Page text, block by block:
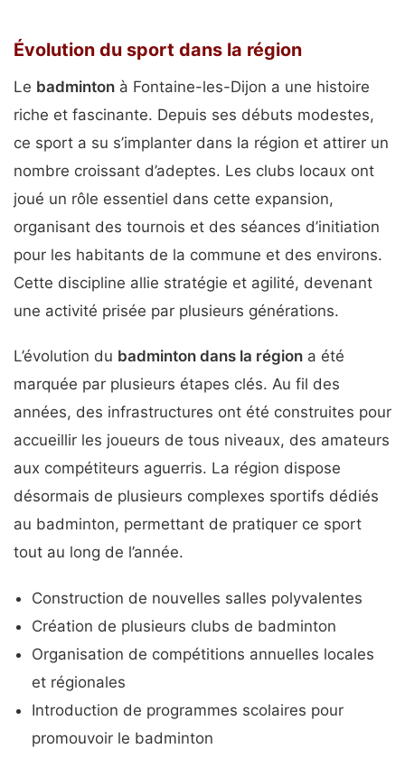
Évolution du sport dans la région
Le badminton à Fontaine-les-Dijon a une histoire
riche et fascinante. Depuis ses débuts modestes,
ce sport a su s’implanter dans la région et attirer un
nombre croissant d’adeptes. Les clubs locaux ont
joué un rôle essentiel dans cette expansion,
organisant des tournois et des séances d’initiation
pour les habitants de la commune et des environs.
Cette discipline allie stratégie et agilité, devenant
une activité prisée par plusieurs générations.
L’évolution du badminton dans la région a été
marquée par plusieurs étapes clés. Au fil des
années, des infrastructures ont été construites pour
accueillir les joueurs de tous niveaux, des amateurs
aux compétiteurs aguerris. La région dispose
désormais de plusieurs complexes sportifs dédiés
au badminton, permettant de pratiquer ce sport
tout au long de l’année.
Construction de nouvelles salles polyvalentes
Création de plusieurs clubs de badminton
Organisation de compétitions annuelles locales
et régionales
Introduction de programmes scolaires pour
promouvoir le badminton